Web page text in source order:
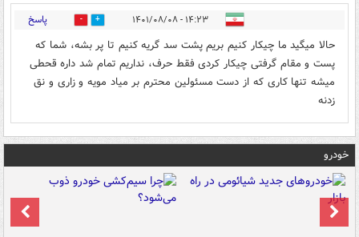
۱۴:۲۳ - ۱۴۰۱/۰۸/۰۸ 2 پاسخ
حالا میگید ما چیکار کنیم بریم پشت سد گریه کنیم تا پر بشه، شما که
پست و مقام گرفتی چیکار کردی فقط حرف، نداریم تمام شد داره قحطی
میشه تنها کاری که از دست مسئولین محترم بر میاد مویه و زاری و نق
زدنه
خودرو